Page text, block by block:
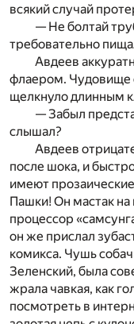
всякий случай
— Не болтай
требовательно
Авдеев
флаером. Чудовище
щелкнуло длинным
— Забыл
слышал?
Авдеев
после шока, и
имеют
Пашки! Он мастак
процессор
он же прислал
комикса. Чушь
Зеленский, была
жрала чавкая, как
посмотреть в